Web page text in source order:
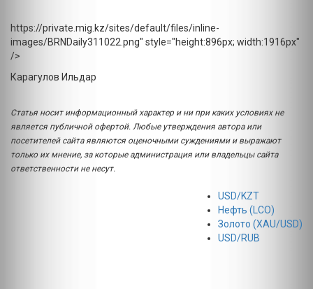
https://private.mig.kz/sites/default/files/inline-
images/BRNDaily311022.png" style="height:896px; width:1916px"
/>
Карагулов Ильдар
Статья носит информационный характер и ни при каких условиях не
является публичной офертой. Любые утверждения автора или
посетителей сайта являются оценочными суждениями и выражают
только их мнение, за которые администрация или владельцы сайта
ответственности не несут.
USD/KZT
Нефть (LCO)
Золото (XAU/USD)
USD/RUB